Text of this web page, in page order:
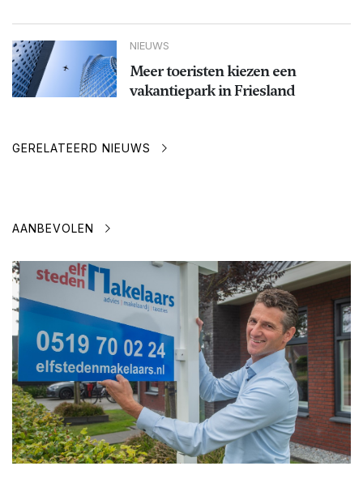
NIEUWS
Meer toeristen kiezen een
vakantiepark in Friesland
GERELATEERD NIEUWS
AANBEVOLEN